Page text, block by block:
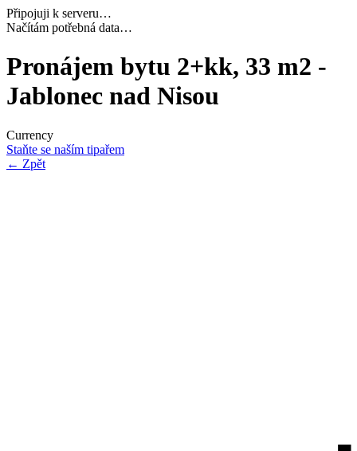
Připojuji k serveru…
Dokončuji inicializaci…
Pronájem bytu 2+kk, 33 m2 -
Jablonec nad Nisou
Currency
Staňte se naším tipařem
← Zpět